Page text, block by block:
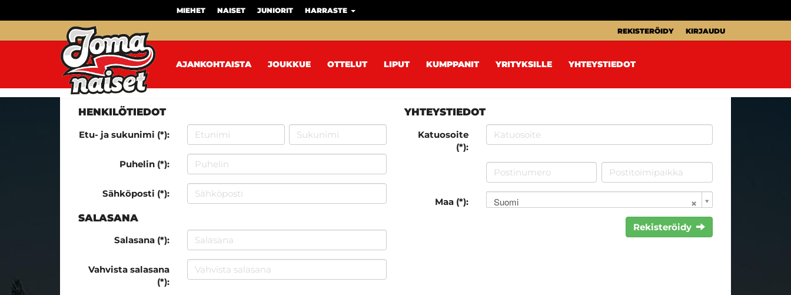
MIEHET NAISET JUNIORIT HARRASTE
REKISTERÖIDY KIRJAUDU
AJANKOHTAISTA JOUKKUE OTTELUT LIPUT KUMPPANIT YRITYKSILLE YHTEYSTIEDOT
HENKILÖTIEDOT
Etu- ja sukunimi (*):
Puhelin (*):
Sähköposti (*):
SALASANA
Salasana (*):
Vahvista salasana
(*):
YHTEYSTIEDOT
Katuosoite
(*):
Maa (*): Suomi
Rekisteröidy